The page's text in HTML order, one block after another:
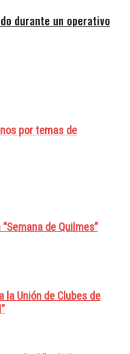
durante un operativo
por temas de
de Quilmes”
la Unión de Clubes de